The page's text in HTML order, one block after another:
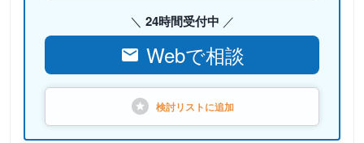
24時間受付中
Webで相談
検討リストに追加